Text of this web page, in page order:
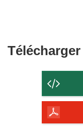
Télécharger